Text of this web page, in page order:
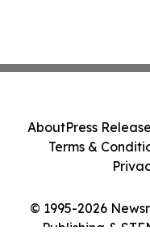
© 1995-2026
Publishing &
AboutPress
Terms &